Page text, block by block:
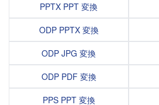
PPTX PPT 変換
ODP PPTX 変換
ODP JPG 変換
ODP PDF 変換
PPS PPT 変換